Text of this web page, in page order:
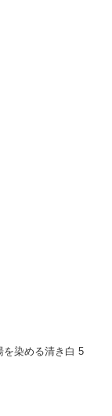
を染める清き白 5